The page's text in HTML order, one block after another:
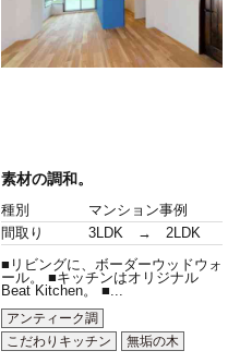
素材の調和。
種別
マンション事例
間取り
3LDK → 2LDK
■リビングに、ボーダーウッドウォ
ール。 ■キッチンはオリジナル
Beat Kitchen。 ■...
アンティーク調
こだわりキッチン
無垢の木